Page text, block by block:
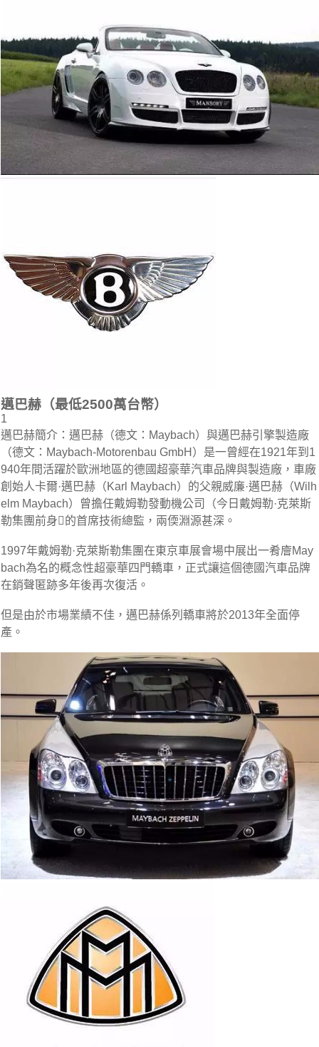
邁巴赫（最低2500萬台幣）
1
邁巴赫簡介：邁巴赫（德文：Maybach）與邁巴赫引擎製造廠
（德文：Maybach-Motorenbau GmbH）是一曾經在1921年到1
940年間活躍於歐洲地區的德國超豪華汽車品牌與製造廠，車廠
創始人卡爾·邁巴赫（Karl Maybach）的父親威廉·邁巴赫（Wilh
elm Maybach）曾擔任戴姆勒發動機公司（今日戴姆勒·克萊斯
勒集團前身﷝的首席技術總監，兩偄淵源甚深。
1997年戴姆勒·克萊斯勒集團在東京車展會場中展出一肴廥May
bach為名的概念性超豪華四門轎車，正式讓這個德國汽車品牌
在銷聲匿跡多年後再次復活。
但是由於市場業績不佳，邁巴赫係列轎車將於2013年全面停
產。